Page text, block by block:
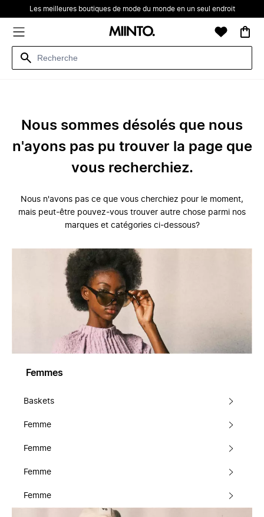
Les meilleures boutiques de mode du monde en un seul endroit
Nous sommes désolés que nous
n'ayons pas pu trouver la page que
vous recherchiez.
Nous n'avons pas ce que vous cherchiez pour le moment,
mais peut-être pouvez-vous trouver autre chose parmi nos
marques et catégories ci-dessous?
Femmes
Baskets
Femme
Femme
Femme
Femme